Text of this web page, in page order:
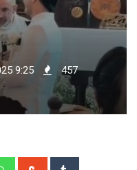
9:25
457
WhatsappStumbleUpon